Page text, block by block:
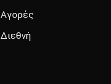
Αγορές
Διεθνή